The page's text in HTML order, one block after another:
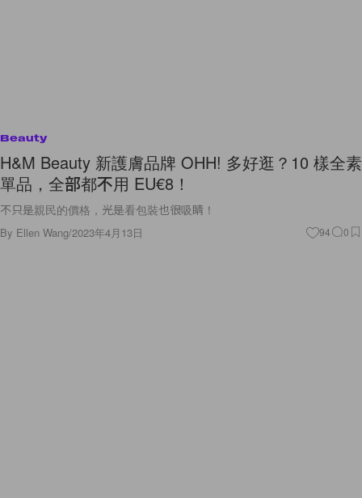
Beauty
H&M Beauty 新護膚品牌 OHH! 多好逛？10 樣全素
單品，全部都不用 EU€8！
不只是親民的價格，光是看包裝也很吸睛！
By Ellen Wang/2023年4月13日 94 0